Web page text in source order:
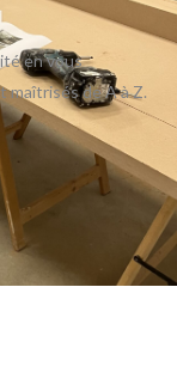
en vous
de A à Z.